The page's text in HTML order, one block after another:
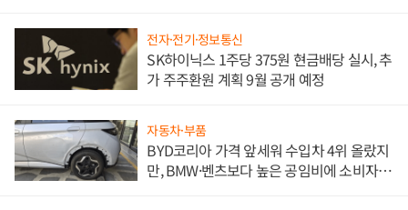
전자·전기·정보통신
SK하이닉스 1주당 375원 현금배당 실시, 추
가 주주환원 계획 9월 공개 예정
자동차·부품
BYD코리아 가격 앞세워 수입차 4위 올랐지
만, BMW·벤츠보다 높은 공임비에 소비자